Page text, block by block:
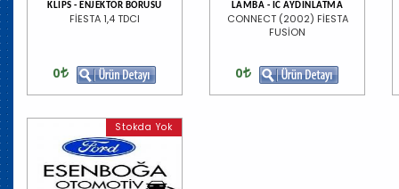
KLIPS - ENJEKTOR BORUSU
FİESTA 1,4 TDCI
0
LAMBA - IC AYDINLATMA
CONNECT (2002) FİESTA
FUSİON
0
Stokda Yok